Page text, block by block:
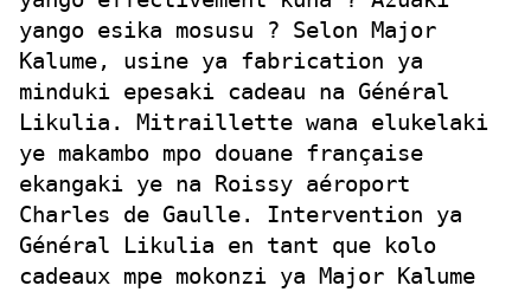
yango esika mosusu ? Selon Major
Kalume, usine ya fabrication ya
minduki epesaki cadeau na Général
Likulia. Mitraillette wana elukelaki
ye makambo mpo douane française
ekangaki ye na Roissy aéroport
Charles de Gaulle. Intervention ya
Général Likulia en tant que kolo
cadeaux mpe mokonzi ya Major Kalume